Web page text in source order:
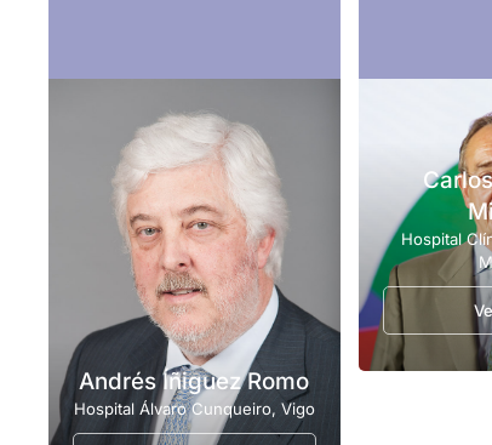
Andrés Íñiguez Romo
Hospital Álvaro Cunqueiro, Vigo
Hospital